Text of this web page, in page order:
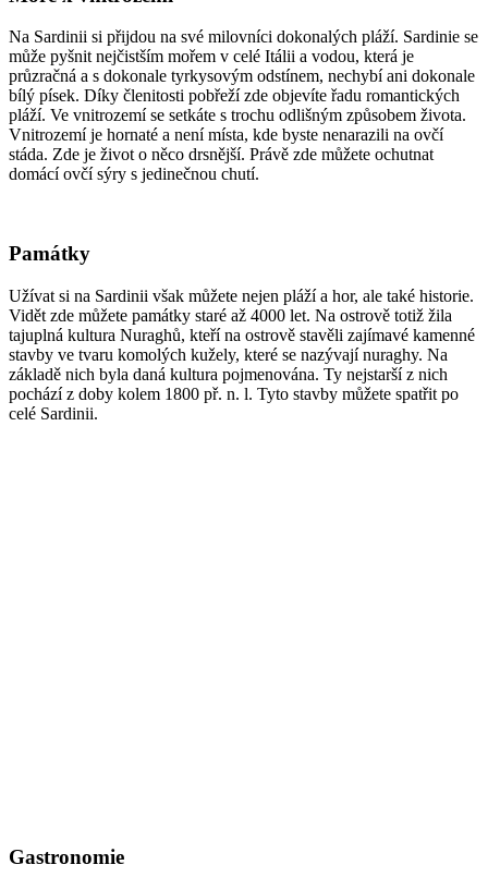
Na Sardinii si přijdou na své milovníci dokonalých pláží. Sardinie se
může pyšnit nejčistším mořem v celé Itálii a vodou, která je
průzračná a s dokonale tyrkysovým odstínem, nechybí ani dokonale
bílý písek. Díky členitosti pobřeží zde objevíte řadu romantických
pláží. Ve vnitrozemí se setkáte s trochu odlišným způsobem života.
Vnitrozemí je hornaté a není místa, kde byste nenarazili na ovčí
stáda. Zde je život o něco drsnější. Právě zde můžete ochutnat
domácí ovčí sýry s jedinečnou chutí.
Památky
Užívat si na Sardinii však můžete nejen pláží a hor, ale také historie.
Vidět zde můžete památky staré až 4000 let. Na ostrově totiž žila
tajuplná kultura Nuraghů, kteří na ostrově stavěli zajímavé kamenné
stavby ve tvaru komolých kužely, které se nazývají nuraghy. Na
základě nich byla daná kultura pojmenována. Ty nejstarší z nich
pochází z doby kolem 1800 př. n. l. Tyto stavby můžete spatřit po
celé Sardinii.
Gastronomie